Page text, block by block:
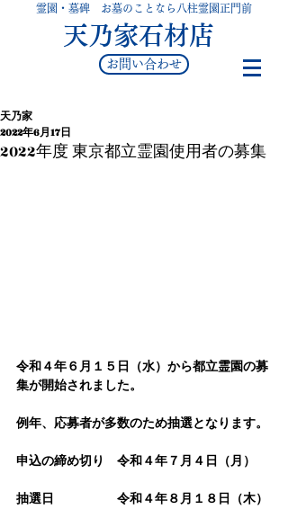
霊園・墓碑 お墓のことなら八柱霊園正門前
天乃家石材店
お問い合わせ
2022年度 東京都立霊園使用者の募集
天乃家
2022年6月17日
令和４年６月１５日（水）から都立霊園の募
集が開始されました。
例年、応募者が多数のため抽選となります。
申込の締め切り　令和４年７月４日（月）
抽選日　　　　　令和４年８月１８日（木）